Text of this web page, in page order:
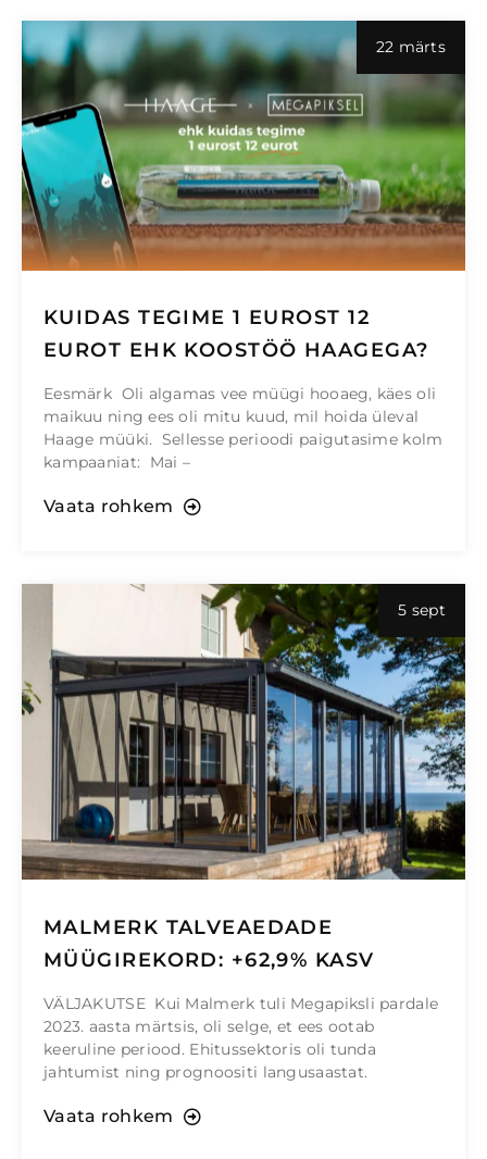
22 märts
KUIDAS TEGIME 1 EUROST 12
EUROT EHK KOOSTÖÖ HAAGEGA?
Eesmärk Oli algamas vee müügi hooaeg, käes oli
maikuu ning ees oli mitu kuud, mil hoida üleval
Haage müüki. Sellesse perioodi paigutasime kolm
kampaaniat: Mai –
Vaata rohkem
5 sept
MALMERK TALVEAEDADE
MÜÜGIREKORD: +62,9% KASV
VÄLJAKUTSE Kui Malmerk tuli Megapiksli pardale
2023. aasta märtsis, oli selge, et ees ootab
keeruline periood. Ehitussektoris oli tunda
jahtumist ning prognoositi langusaastat.
Vaata rohkem